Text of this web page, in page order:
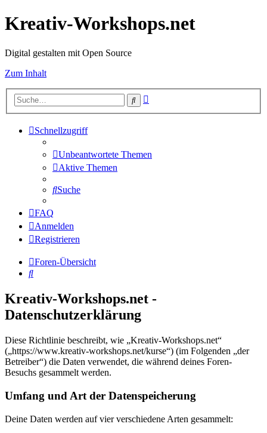
Kreativ-Workshops.net
Digital gestalten mit Open Source
Zum Inhalt
Suche
Schnellzugriff
Unbeantwortete Themen
Aktive Themen
Suche
FAQ
Anmelden
Registrieren
Foren-Übersicht
Suche
Kreativ-Workshops.net -
Datenschutzerklärung
Diese Richtlinie beschreibt, wie „Kreativ-Workshops.net“
(„https://www.kreativ-workshops.net/kurse“) (im Folgenden „der
Betreiber“) die Daten verwendet, die während deines Foren-
Besuchs gesammelt werden.
Umfang und Art der Datenspeicherung
Deine Daten werden auf vier verschiedene Arten gesammelt: